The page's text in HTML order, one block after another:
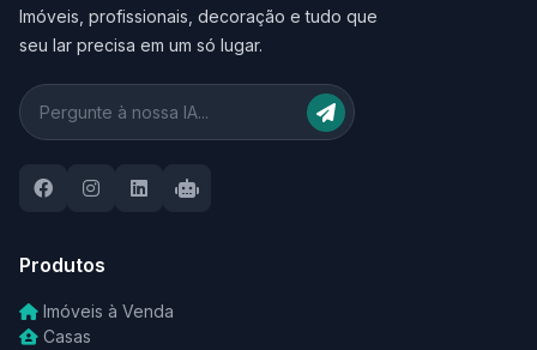
Imóveis, profissionais, decoração e tudo que
seu lar precisa em um só lugar.
Produtos
Imóveis à Venda
Casas